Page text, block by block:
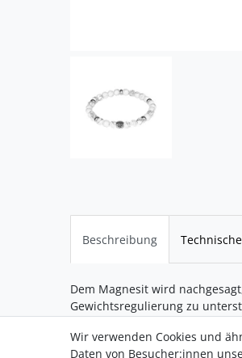
Beschreibung
Dem Magnesit wird
Gewichtsregulierung zu
Wir verwenden Cookies und
Daten von Besucher:innen